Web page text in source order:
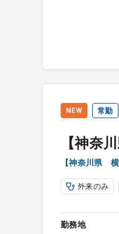
NEW 常勤
【神奈
【神奈川県
外来のみ
勤務地